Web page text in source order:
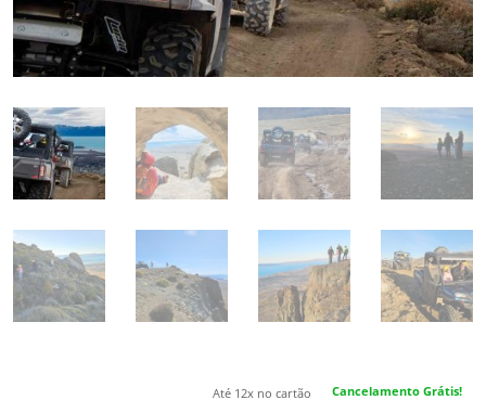
Até 12x no cartão Cancelamento Grátis!